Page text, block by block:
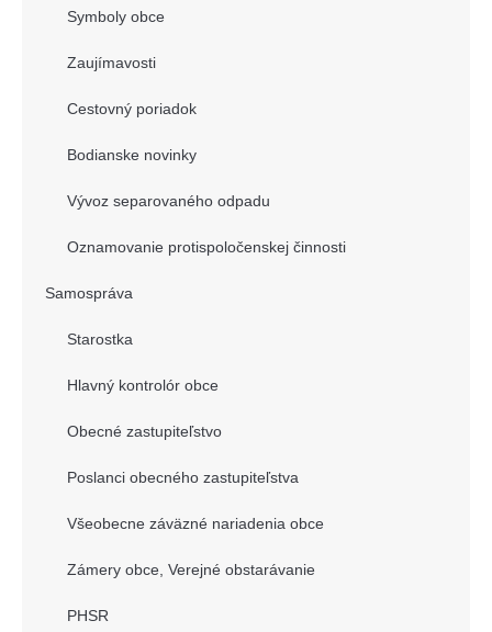
Symboly obce
Zaujímavosti
Cestovný poriadok
Bodianske novinky
Vývoz separovaného odpadu
Oznamovanie protispoločenskej činnosti
Samospráva
Starostka
Hlavný kontrolór obce
Obecné zastupiteľstvo
Poslanci obecného zastupiteľstva
Všeobecne záväzné nariadenia obce
Zámery obce, Verejné obstarávanie
PHSR